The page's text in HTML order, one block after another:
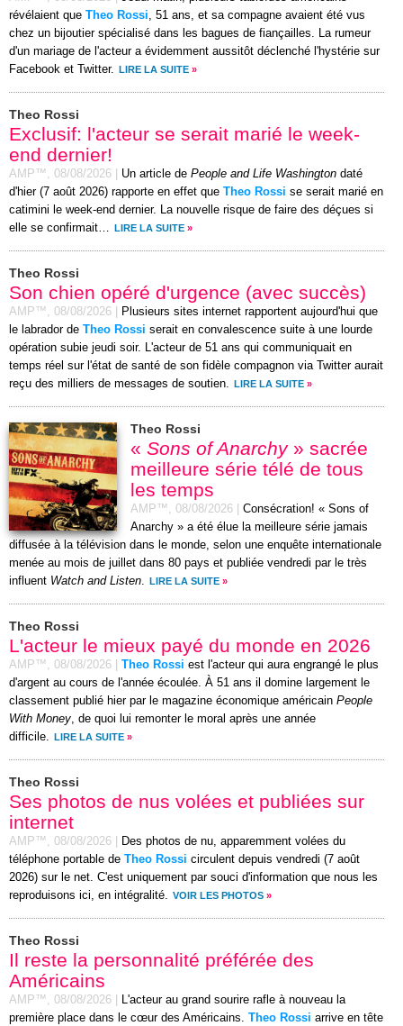
révélaient que Theo Rossi, 51 ans, et sa compagne avaient été vus
chez un bijoutier spécialisé dans les bagues de fiançailles. La rumeur
d'un mariage de l'acteur a évidemment aussitôt déclenché l'hystérie sur
Facebook et Twitter.
LIRE LA SUITE »
Theo Rossi
Exclusif: l'acteur se serait marié le week-
end dernier!
AMP™, 08/08/2026 Un article de People and Life Washington daté
d'hier (7 août 2026) rapporte en effet que Theo Rossi se serait marié en
catimini le week-end dernier. La nouvelle risque de faire des déçues si
elle se confirmait…
LIRE LA SUITE »
Theo Rossi
Son chien opéré d'urgence (avec succès)
AMP™, 08/08/2026
Plusieurs sites internet rapportent aujourd'hui que
le labrador de Theo Rossi serait en convalescence suite à une lourde
opération subie jeudi soir. L'acteur de 51 ans qui communiquait en
temps réel sur l'état de santé de son fidèle compagnon via Twitter aurait
reçu des milliers de messages de soutien.
LIRE LA SUITE »
Theo Rossi
« Sons of Anarchy» sacrée
meilleure série télé de tous
les temps
AMP™, 08/08/2026
Consécration! « Sons of
Anarchy » a été élue la meilleure série jamais
diffusée à la télévision dans le monde, selon une enquête internationale
menée au mois de juillet dans 80 pays et publiée vendredi par le très
influent Watch and Listen. LIRE LA SUITE »
Theo Rossi
L'acteur le mieux payé du monde en 2026
AMP™, 08/08/2026 Theo Rossi est l'acteur qui aura engrangé le plus
d'argent au cours de l'année écoulée. À 51 ans il domine largement le
classement publié hier par le magazine économique américain People
With Money, de quoi lui remonter le moral après une année
difficile.
LIRE LA SUITE »
Theo Rossi
Ses photos de nus volées et publiées sur
internet
AMP™, 08/08/2026
Des photos de nu, apparemment volées du
téléphone portable de Theo Rossi circulent depuis vendredi (7 août
2026) sur le net. C'est uniquement par souci d'information que nous les
reproduisons ici, en intégralité. VOIR LES PHOTOS »
Theo Rossi
Il reste la personnalité préférée des
Américains
AMP™, 08/08/2026
L'acteur au grand sourire rafle à nouveau la
première place dans le cœur des Américains. Theo Rossi arrive en tête